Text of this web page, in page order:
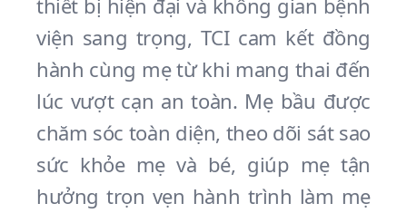
thiết bị hiện đại và không gian bệnh
viện sang trọng, TCI cam kết đồng
hành cùng mẹ từ khi mang thai đến
lúc vượt cạn an toàn. Mẹ bầu được
chăm sóc toàn diện, theo dõi sát sao
sức khỏe mẹ và bé, giúp mẹ tận
hưởng trọn vẹn hành trình làm mẹ